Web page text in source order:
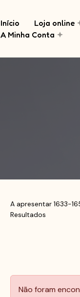
Início Loja online
A Minha Conta
A apresentar 1633-
Resultados
Não foram